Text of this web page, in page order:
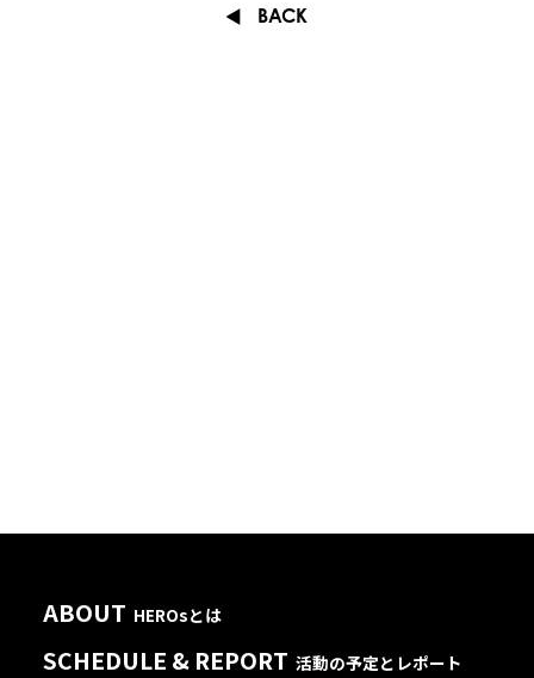
BACK
ABOUT HEROsとは
SCHEDULE & REPORT 活動の予定とレポート